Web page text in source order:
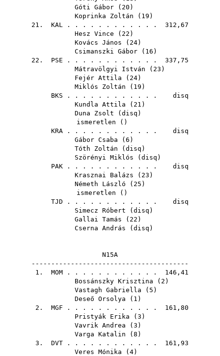
Góti Gábor ( 20 )
Koprinka Zoltán ( 19 )
21. KAL . . . . . . . . . . . . 312,67
Hesz Vince ( 22 )
Kovács János ( 24)
Csimanszki Gábor ( 16 )
22. PSE . . . . . . . . . . . . 337,75
Mátravölgyi István ( 23 )
Fejér Attila ( 24)
Miklós Zoltán ( 19 )
BKS . . . . . . . . . . . . disq
Kundla Attila ( 21 )
Duna Zsolt ( disq )
ismeretlen ()
KRA . . . . . . . . . . . . disq
Gábor Csaba ( 6 )
Tóth Zoltán ( disq )
Szörényi Miklós ( disq )
PAK . . . . . . . . . . . . disq
Krasznai Balázs ( 23 )
Németh László ( 25 )
ismeretlen ()
TJD . . . . . . . . . . . . disq
Simecz Róbert ( disq )
Gallai Tamás ( 22 )
Cserna András ( disq )
N15A
----------------------------------------
1. MOM . . . . . . . . . . . . 146,41
Bossánszky Krisztina ( 2 )
Vastagh Gabriella ( 5 )
Deseő Orsolya ( 1 )
2. MGF . . . . . . . . . . . . 161,80
Pristyák Erika ( 3 )
Vavrik Andrea ( 3 )
Varga Katalin ( 8 )
3. DVT . . . . . . . . . . . . 161,93
Veres Mónika ( 4)